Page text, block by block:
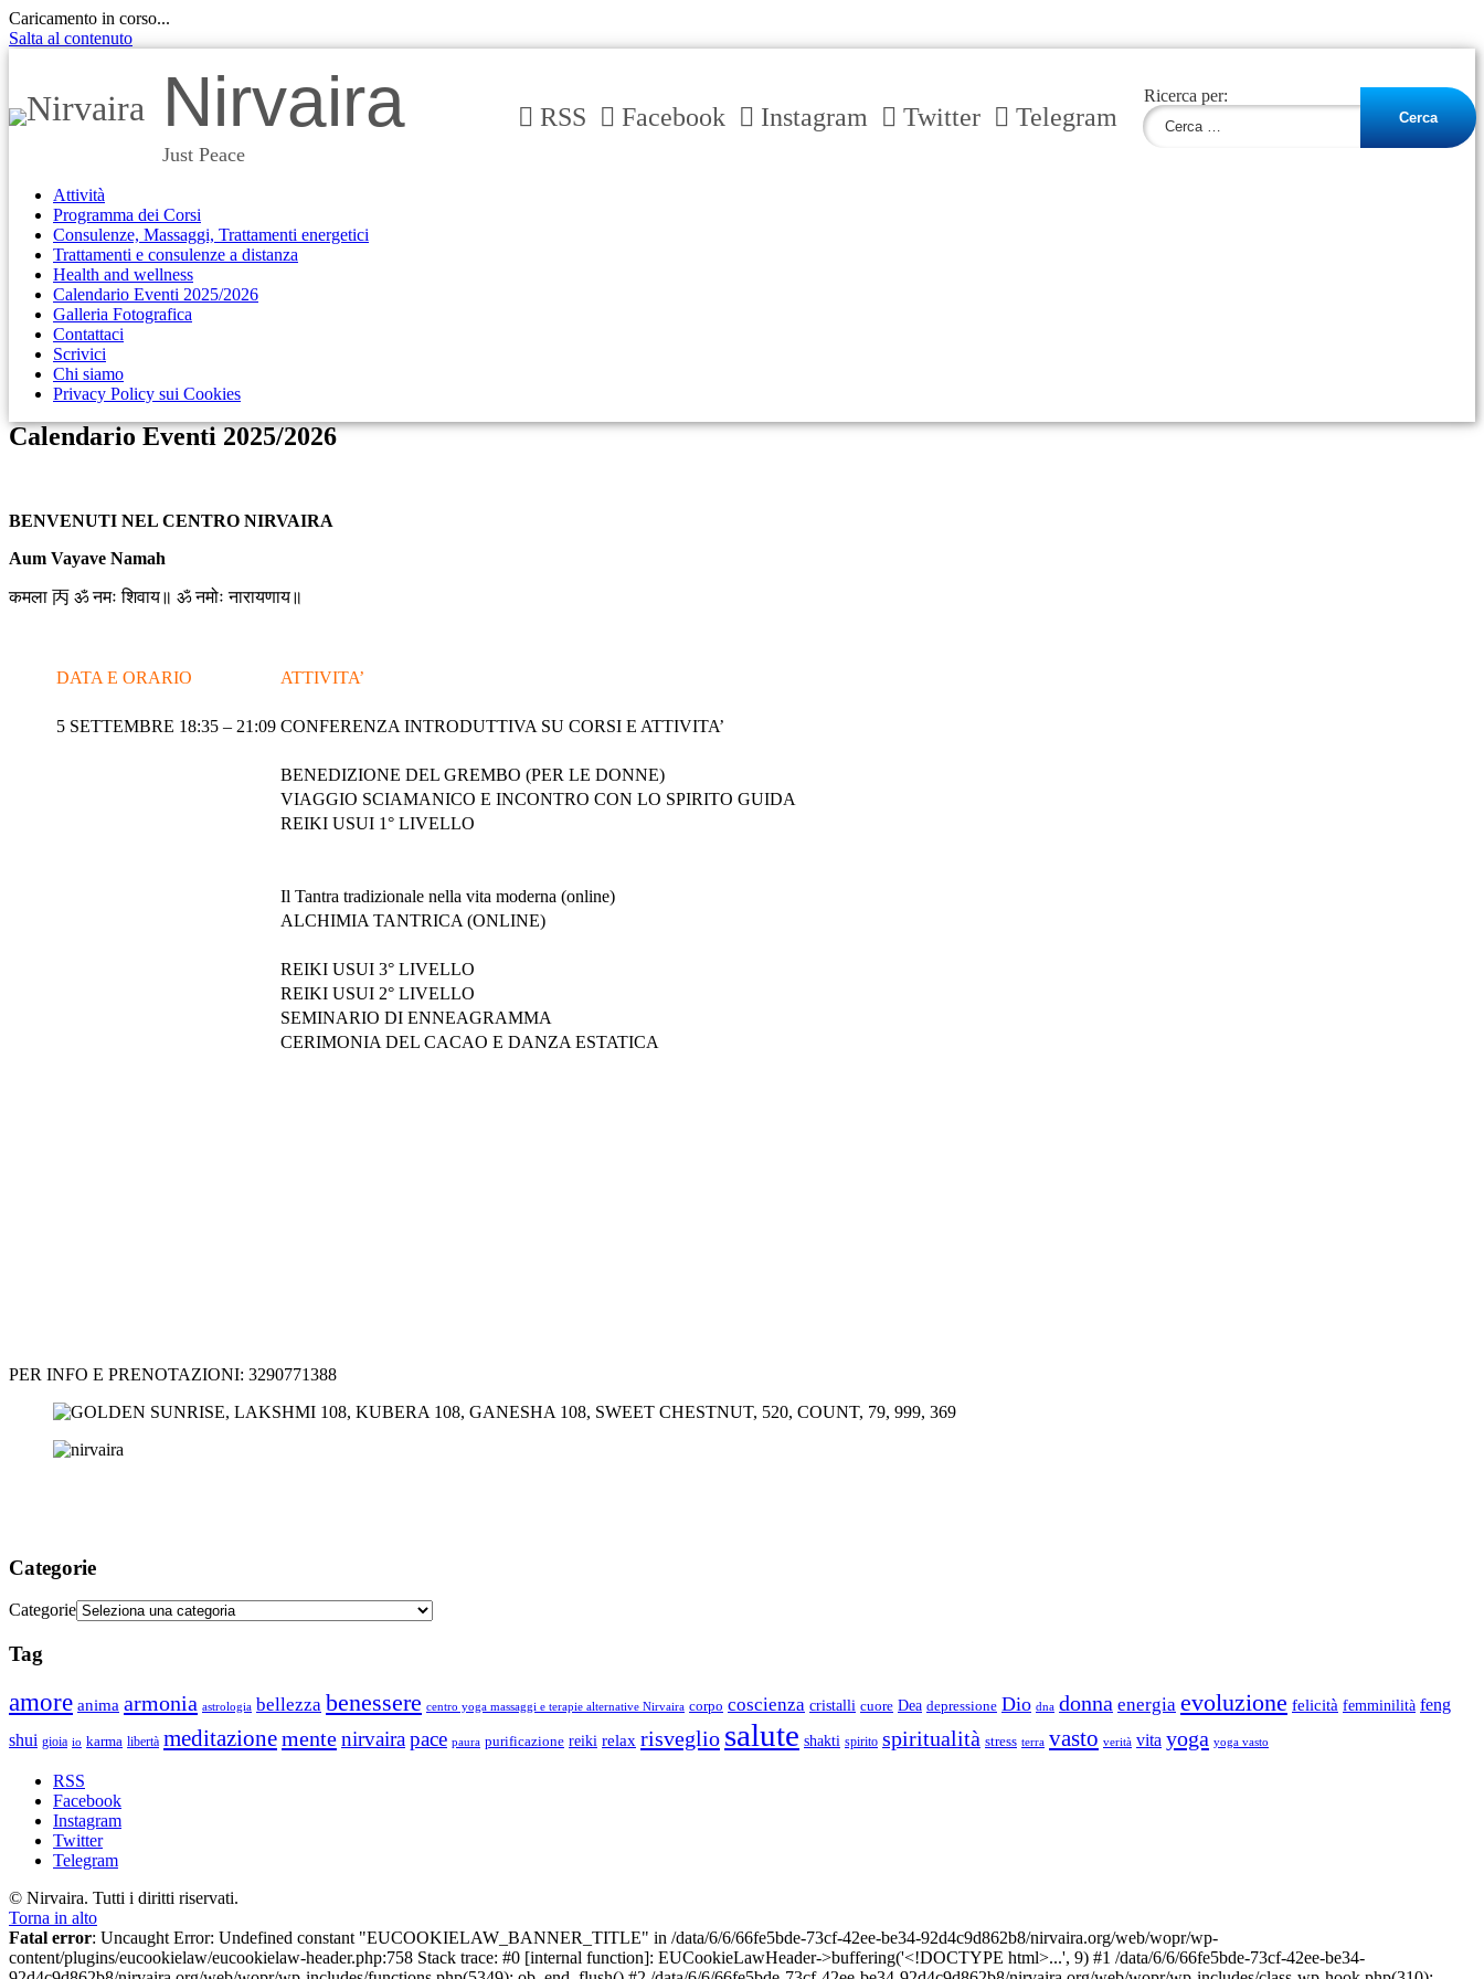
Caricamento in corso...
Salta al contenuto
Nirvaira
Just Peace
RSS Facebook Instagram Twitter Telegram
Ricerca per:
Attività
Programma dei Corsi
Consulenze, Massaggi, Trattamenti energetici
Trattamenti e consulenze a distanza
Health and wellness
Calendario Eventi 2025/2026
Galleria Fotografica
Contattaci
Scrivici
Chi siamo
Privacy Policy sui Cookies
Calendario Eventi 2025/2026
BENVENUTI NEL CENTRO NIRVAIRA
Aum Vayave Namah
कमला 丙 ॐ नमः शिवाय॥ ॐ नमोः नारायणाय॥
DATA E ORARIO ATTIVITA’
5 SETTEMBRE 18:35 – 21:09 CONFERENZA INTRODUTTIVA SU CORSI E ATTIVITA’
BENEDIZIONE DEL GREMBO (PER LE DONNE)
VIAGGIO SCIAMANICO E INCONTRO CON LO SPIRITO GUIDA
REIKI USUI 1° LIVELLO
Il Tantra tradizionale nella vita moderna (online)
ALCHIMIA TANTRICA (ONLINE)
REIKI USUI 3° LIVELLO
REIKI USUI 2° LIVELLO
SEMINARIO DI ENNEAGRAMMA
CERIMONIA DEL CACAO E DANZA ESTATICA
PER INFO E PRENOTAZIONI: 3290771388
Categorie
Categorie
Tag
amore anima armonia astrologia bellezza benessere centro yoga massaggi e terapie alternative Nirvaira corpo coscienza cristalli cuore Dea depressione Dio dna donna energia evoluzione felicità femminilità feng
shui gioia io karma libertà meditazionementenirvairapace paura purificazione reiki relax risveglio salute shakti spirito spiritualità stress terra vasto verità vita yoga yoga vasto
RSS
Facebook
Instagram
Twitter
Telegram
© Nirvaira. Tutti i diritti riservati.
Torna in alto
Fatal error: Uncaught Error: Undefined constant "EUCOOKIELAW_BANNER_TITLE" in /data/6/6/66fe5bde-73cf-42ee-be34-92d4c9d862b8/nirvaira.org/web/wopr/wp-
content/plugins/eucookielaw/eucookielaw-header.php:758 Stack trace: #0 [internal function]: EUCookieLawHeader->buffering('<!DOCTYPE html>...', 9) #1 /data/6/6/66fe5bde-73cf-42ee-be34-